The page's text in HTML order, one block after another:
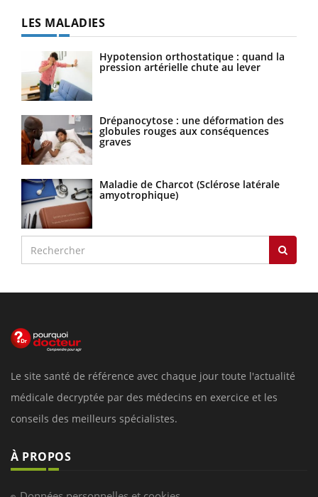
LES MALADIES
Hypotension orthostatique : quand la
pression artérielle chute au lever
Drépanocytose : une déformation des
globules rouges aux conséquences
graves
Maladie de Charcot (Sclérose latérale
amyotrophique)
Le site santé de référence avec chaque jour toute l'actualité
médicale decryptée par des médecins en exercice et les
conseils des meilleurs spécialistes.
À PROPOS